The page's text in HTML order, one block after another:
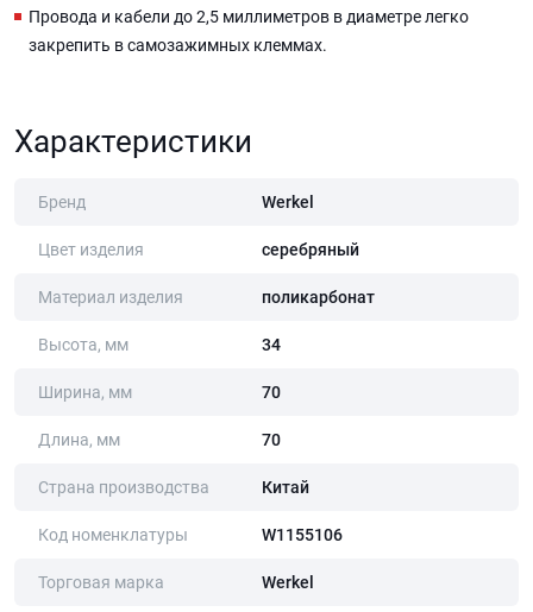
Провода и кабели до 2,5 миллиметров в диаметре легко
закрепить в самозажимных клеммах.
Характеристики
Бренд Werkel
Цвет изделия серебряный
Материал изделия поликарбонат
Высота, мм 34
Ширина, мм 70
Длина, мм 70
Страна производства Китай
Код номенклатуры W1155106
Торговая марка Werkel